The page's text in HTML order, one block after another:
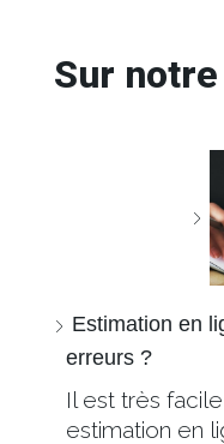
Sur
Estimation en
erreurs ?
Il est très
estimation en